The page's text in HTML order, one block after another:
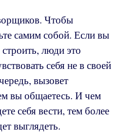
Чтобы
самим собой. Если вы
строить, люди это
себя не в своей
вызовет
вы общаетесь. И чем
себя вести, тем более
выглядеть.